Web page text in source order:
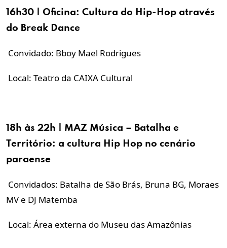
16h30 | Oficina: Cultura do Hip-Hop através
do Break Dance
Convidado: Bboy Mael Rodrigues
Local: Teatro da CAIXA Cultural
18h às 22h | MAZ Música – Batalha e
Território: a cultura Hip Hop no cenário
paraense
Convidados: Batalha de São Brás, Bruna BG, Moraes
MV e DJ Matemba
Local: Área externa do Museu das Amazônias